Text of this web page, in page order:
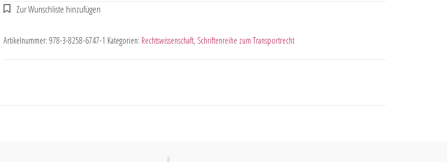
Artikelnummer: 978-3-8258-6747-1 Kategorien: Rechtswissenschaft, Schriftenreihe zum Transportrecht